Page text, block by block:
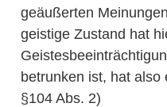
geäußerten
geistige Zustand hat
betrunken ist, hat also
§104 Abs. 2)